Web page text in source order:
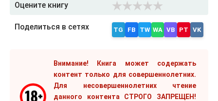
Оцените книгу
Поделиться в сетях TG FB TW WA VB PT VK
Внимание! Книга может содержать
контент только для совершеннолетних.
Для несовершеннолетних чтение
данного контента СТРОГО ЗАПРЕЩЕН!